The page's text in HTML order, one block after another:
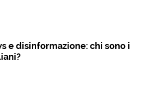
e disinformazione: chi sono i